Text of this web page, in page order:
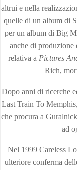
altrui e nella
quelle di un album di
per un album di Big
anche di produzione
relativa a Pictures
Rich,
Dopo anni di ricerche
Last Train To Memphis,
che procura a
ad
Nel 1999 Careless
ulteriore conferma